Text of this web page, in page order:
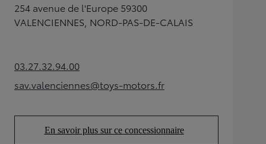
254 avenue de l'Europe 59300
VALENCIENNES, NORD-PAS-DE-CALAIS
03.27.32.94.00(Opens in new tab)
sav.valenciennes@toys-motors.fr
(Opens in new tab)
En savoir plus sur ce concessionnaire
(Opens in new tab)